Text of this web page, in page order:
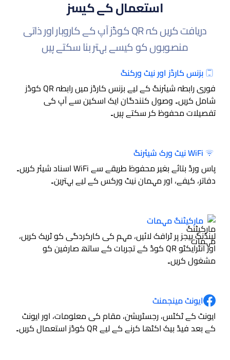
استعمال کے کیسز
دریافت کریں کہ QR کوڈز آپ کے کاروبار اور ذاتی
منصوبوں کو کیسے بہتر بنا سکتے ہیں
بزنس کارڈز اور نیٹ ورکنگ
فوری رابطہ شیئرنگ کے لیے بزنس کارڈز میں رابطہ QR کوڈز
شامل کریں۔ وصول کنندگان ایک اسکین سے آپ کی
تفصیلات محفوظ کر سکتے ہیں۔
WiFi نیٹ ورک شیئرنگ
پاس ورڈ بتائے بغیر محفوظ طریقے سے WiFi اسناد شیئر کریں۔
دفاتر، کیفے، اور مہمان نیٹ ورکس کے لیے بہترین۔
مارکیٹنگ مہمات
لینڈنگ پیجز پر ٹرافک لائیں، مہم کی کارکردگی کو ٹریک کریں،
اور انٹرایکٹو QR کوڈ کے تجربات کے ساتھ صارفین کو
مشغول کریں۔
ایونٹ مینجمنٹ
ایونٹ کے ٹکٹس، رجسٹریشن، مقام کی معلومات، اور ایونٹ
کے بعد فیڈ بیک اکٹھا کرنے کے لیے QR کوڈز استعمال کریں۔